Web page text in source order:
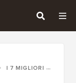
I 7 MIGLIORI PLUGIN PER APPUNTAMENTI E PRENOTAZIONI DI WORDPRESS (2026)